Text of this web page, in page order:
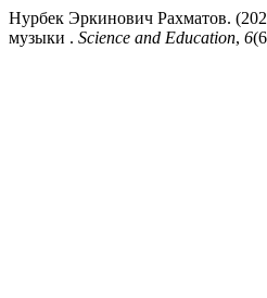
Нурбек Эркинович Рахматов.
музыки . Science and Education, 6